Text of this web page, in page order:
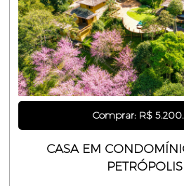
Comprar: R$
CASA EM